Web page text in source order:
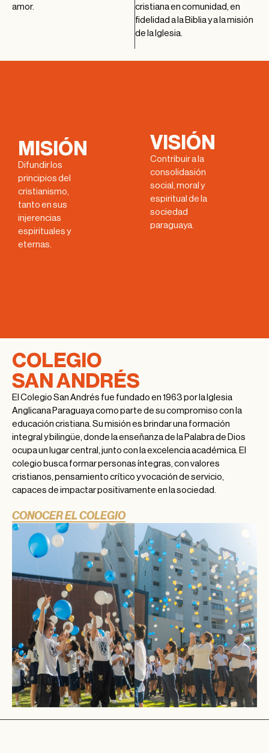
amor.
cristiana en comunidad, en
fidelidad a la Biblia y a la misión
de la Iglesia.
MISIÓN
Difundir los
principios del
cristianismo,
tanto en sus
injerencias
espirituales y
eternas.
VISIÓN
Contribuir a la
consolidasión
social, moral y
espiritual de la
sociedad
paraguaya.
COLEGIO
SAN ANDRÉS
El Colegio San Andrés fue fundado en 1963 por la Iglesia
Anglicana Paraguaya como parte de su compromiso con la
educación cristiana. Su misión es brindar una formación
integral y bilingüe, donde la enseñanza de la Palabra de Dios
ocupa un lugar central, junto con la excelencia académica. El
colegio busca formar personas íntegras, con valores
cristianos, pensamiento crítico y vocación de servicio,
capaces de impactar positivamente en la sociedad.
CONOCER EL COLEGIO